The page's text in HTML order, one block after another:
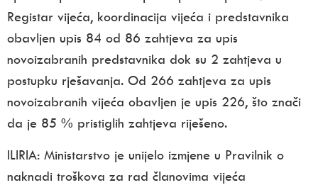
Registar vijeća, koordinacija vijeća i predstavnika
obavljen upis 84 od 86 zahtjeva za upis
novoizabranih predstavnika dok su 2 zahtjeva u
postupku rješavanja. Od 266 zahtjeva za upis
novoizabranih vijeća obavljen je upis 226, što znači
da je 85 % pristiglih zahtjeva riješeno.
ILIRIA: Ministarstvo je unijelo izmjene u Pravilnik o
naknadi troškova za rad članovima vijeća